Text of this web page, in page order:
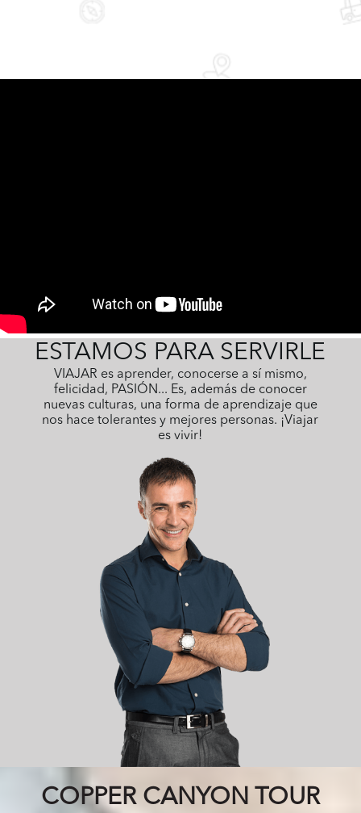
ESTAMOS PARA SERVIRLE
VIAJAR es aprender, conocerse a sí mismo,
felicidad, PASIÓN... Es, además de conocer
nuevas culturas, una forma de aprendizaje que
nos hace tolerantes y mejores personas. ¡Viajar
es vivir!
COPPER CANYON TOUR